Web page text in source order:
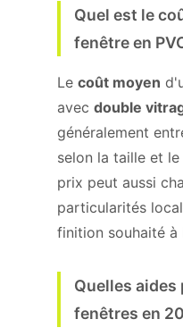
Quel est le
fenêtre en
Le coût moyen
avec double
généralement
selon la taille et
prix peut aussi
particularités
finition souhaité à
Quelles aides
fenêtres en